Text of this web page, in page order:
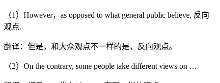
（1）However，as opposed to what general public believe, 反向
观点.
翻译：但是，和大众观点不一样的是，反向观点。
（2）On the contrary, some people take different views on …